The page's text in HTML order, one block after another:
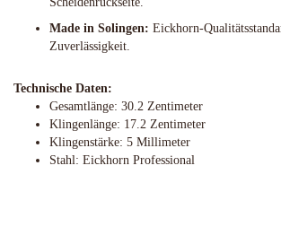
Made in Solingen: Eickhorn-
Zuverlässigkeit.
Technische Daten:
Gesamtlänge: 30.2 Zentimeter
Klingenlänge: 17.2 Zentimeter
Klingenstärke: 5 Millimeter
Stahl: Eickhorn Professional